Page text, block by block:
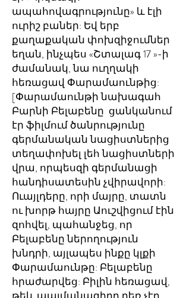
ապահովագրությունը» և էլի
ուրիշ բաներ: Եվ երբ
քաղաքական փոխզիջումներ
եղան, ինչպես «Շտալագ 17 »-ի
ժամանակ, նա ուղղակի
հեռացավ Փարամաունթից:
[Փարամաունթի նախագահ
Բարնի Բելաբենը ցանկանում
էր ֆիլմում ծանրությունը
գերմանական նացիստներից
տեղափոխել լեհ նացիստների
վրա, որպեսզի գերմանացի
հանդիսատեսին չվիրավորի:
Ուայլդերը, որի մայրը, տատն
ու խորթ հայրը Աուշվիցում էին
զոհվել, պահանջեց, որ
Բելաբենը ներողություն
խնդրի, այլապես ինքը կլքի
Փարամաունթը: Բելաբենը
հրաժարվեց: Բիլին հեռացավ,